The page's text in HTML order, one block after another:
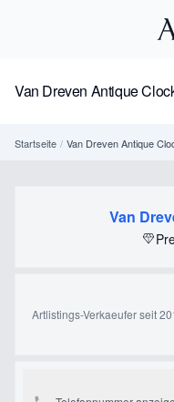
Van Dreven Antique
Startseite / Van Dreven Antique
Van
Artlistings-Verkaeufer seit